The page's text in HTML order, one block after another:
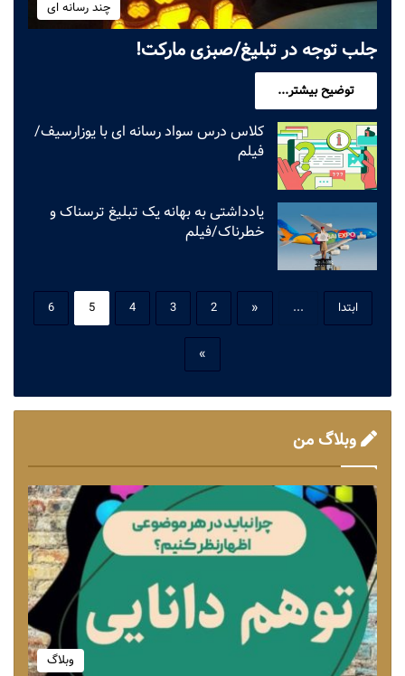
چند رسانه ای
جلب توجه در تبلیغ/صبزی مارکت!
توضیح بیشتر...
کلاس درس سواد رسانه ای با یوزارسیف/
فیلم
یادداشتی به بهانه یک تبلیغ ترسناک و
خطرناک/فیلم
ابتدا ...
«
2
3
4
5
6
»
وبلاگ من
وبلاگ